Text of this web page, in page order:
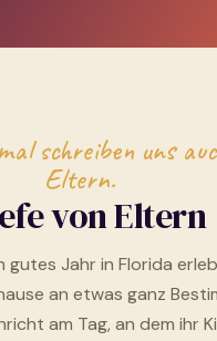
schreiben uns
Eltern.
von Eltern
gutes Jahr in Florida
an etwas ganz
am Tag, an dem ihr